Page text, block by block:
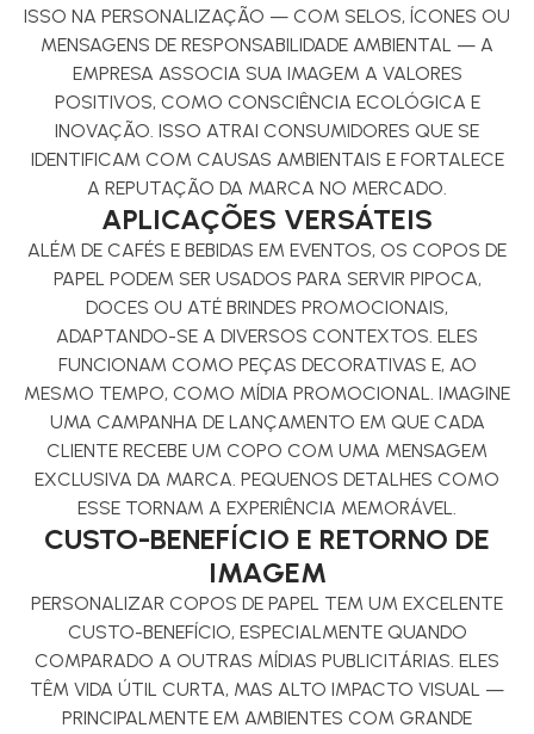
ISSO NA PERSONALIZAÇÃO — COM SELOS, ÍCONES OU
MENSAGENS DE RESPONSABILIDADE AMBIENTAL — A
EMPRESA ASSOCIA SUA IMAGEM A VALORES
POSITIVOS, COMO CONSCIÊNCIA ECOLÓGICA E
INOVAÇÃO. ISSO ATRAI CONSUMIDORES QUE SE
IDENTIFICAM COM CAUSAS AMBIENTAIS E FORTALECE
A REPUTAÇÃO DA MARCA NO MERCADO.
APLICAÇÕES VERSÁTEIS
ALÉM DE CAFÉS E BEBIDAS EM EVENTOS, OS COPOS DE
PAPEL PODEM SER USADOS PARA SERVIR PIPOCA,
DOCES OU ATÉ BRINDES PROMOCIONAIS,
ADAPTANDO-SE A DIVERSOS CONTEXTOS. ELES
FUNCIONAM COMO PEÇAS DECORATIVAS E, AO
MESMO TEMPO, COMO MÍDIA PROMOCIONAL. IMAGINE
UMA CAMPANHA DE LANÇAMENTO EM QUE CADA
CLIENTE RECEBE UM COPO COM UMA MENSAGEM
EXCLUSIVA DA MARCA. PEQUENOS DETALHES COMO
ESSE TORNAM A EXPERIÊNCIA MEMORÁVEL.
CUSTO-BENEFÍCIO E RETORNO DE
IMAGEM
PERSONALIZAR COPOS DE PAPEL TEM UM EXCELENTE
CUSTO-BENEFÍCIO, ESPECIALMENTE QUANDO
COMPARADO A OUTRAS MÍDIAS PUBLICITÁRIAS. ELES
TÊM VIDA ÚTIL CURTA, MAS ALTO IMPACTO VISUAL —
PRINCIPALMENTE EM AMBIENTES COM GRANDE